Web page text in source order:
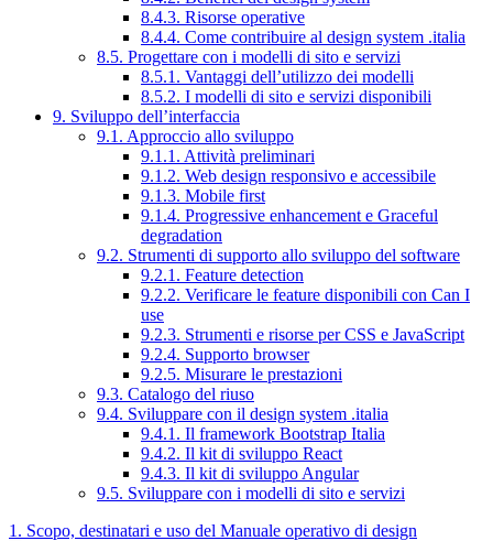
8.4.3. Risorse operative
8.4.4. Come contribuire al design system .italia
8.5. Progettare con i modelli di sito e servizi
8.5.1. Vantaggi dell’utilizzo dei modelli
8.5.2. I modelli di sito e servizi disponibili
9. Sviluppo dell’interfaccia
9.1. Approccio allo sviluppo
9.1.1. Attività preliminari
9.1.2. Web design responsivo e accessibile
9.1.3. Mobile first
9.1.4. Progressive enhancement e Graceful
degradation
9.2. Strumenti di supporto allo sviluppo del software
9.2.1. Feature detection
9.2.2. Verificare le feature disponibili con Can I
use
9.2.3. Strumenti e risorse per CSS e JavaScript
9.2.4. Supporto browser
9.2.5. Misurare le prestazioni
9.3. Catalogo del riuso
9.4. Sviluppare con il design system .italia
9.4.1. Il framework Bootstrap Italia
9.4.2. Il kit di sviluppo React
9.4.3. Il kit di sviluppo Angular
9.5. Sviluppare con i modelli di sito e servizi
1. Scopo, destinatari e uso del Manuale operativo di design